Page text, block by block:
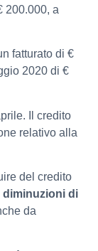
200.000, a
fatturato di €
2020 di €
Il credito
relativo alla
del credito
di
da